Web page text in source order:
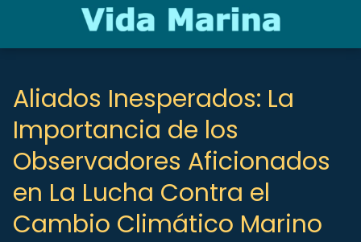
Aliados Inesperados: La
Importancia de los
Observadores Aficionados
en La Lucha Contra el
Cambio Climático Marino